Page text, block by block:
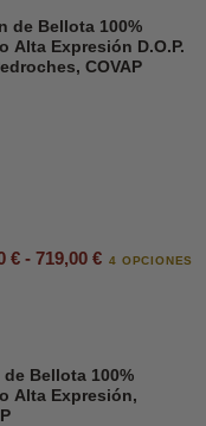
de Bellota 100%
Alta Expresión D.O.P.
COVAP
€ - 719,00 € 4 OPCIONES
de Bellota 100%
Alta Expresión,